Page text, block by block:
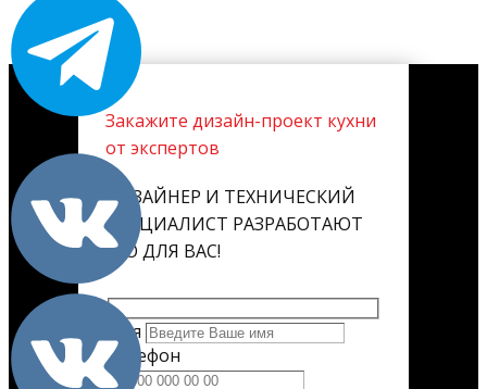
Закажите дизайн-проект кухни
от экспертов
ДИЗАЙНЕР И ТЕХНИЧЕСКИЙ
СПЕЦИАЛИСТ РАЗРАБОТАЮТ
ЕГО ДЛЯ ВАС!
Имя
Телефон